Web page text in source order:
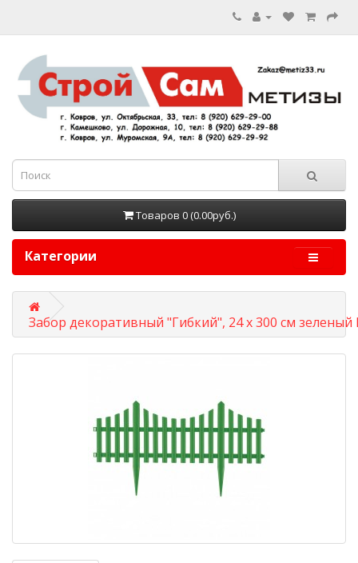
Товаров 0 (0.00руб.)
Категории
Забор декоративный "Гибкий", 24 x 300 см зеленый